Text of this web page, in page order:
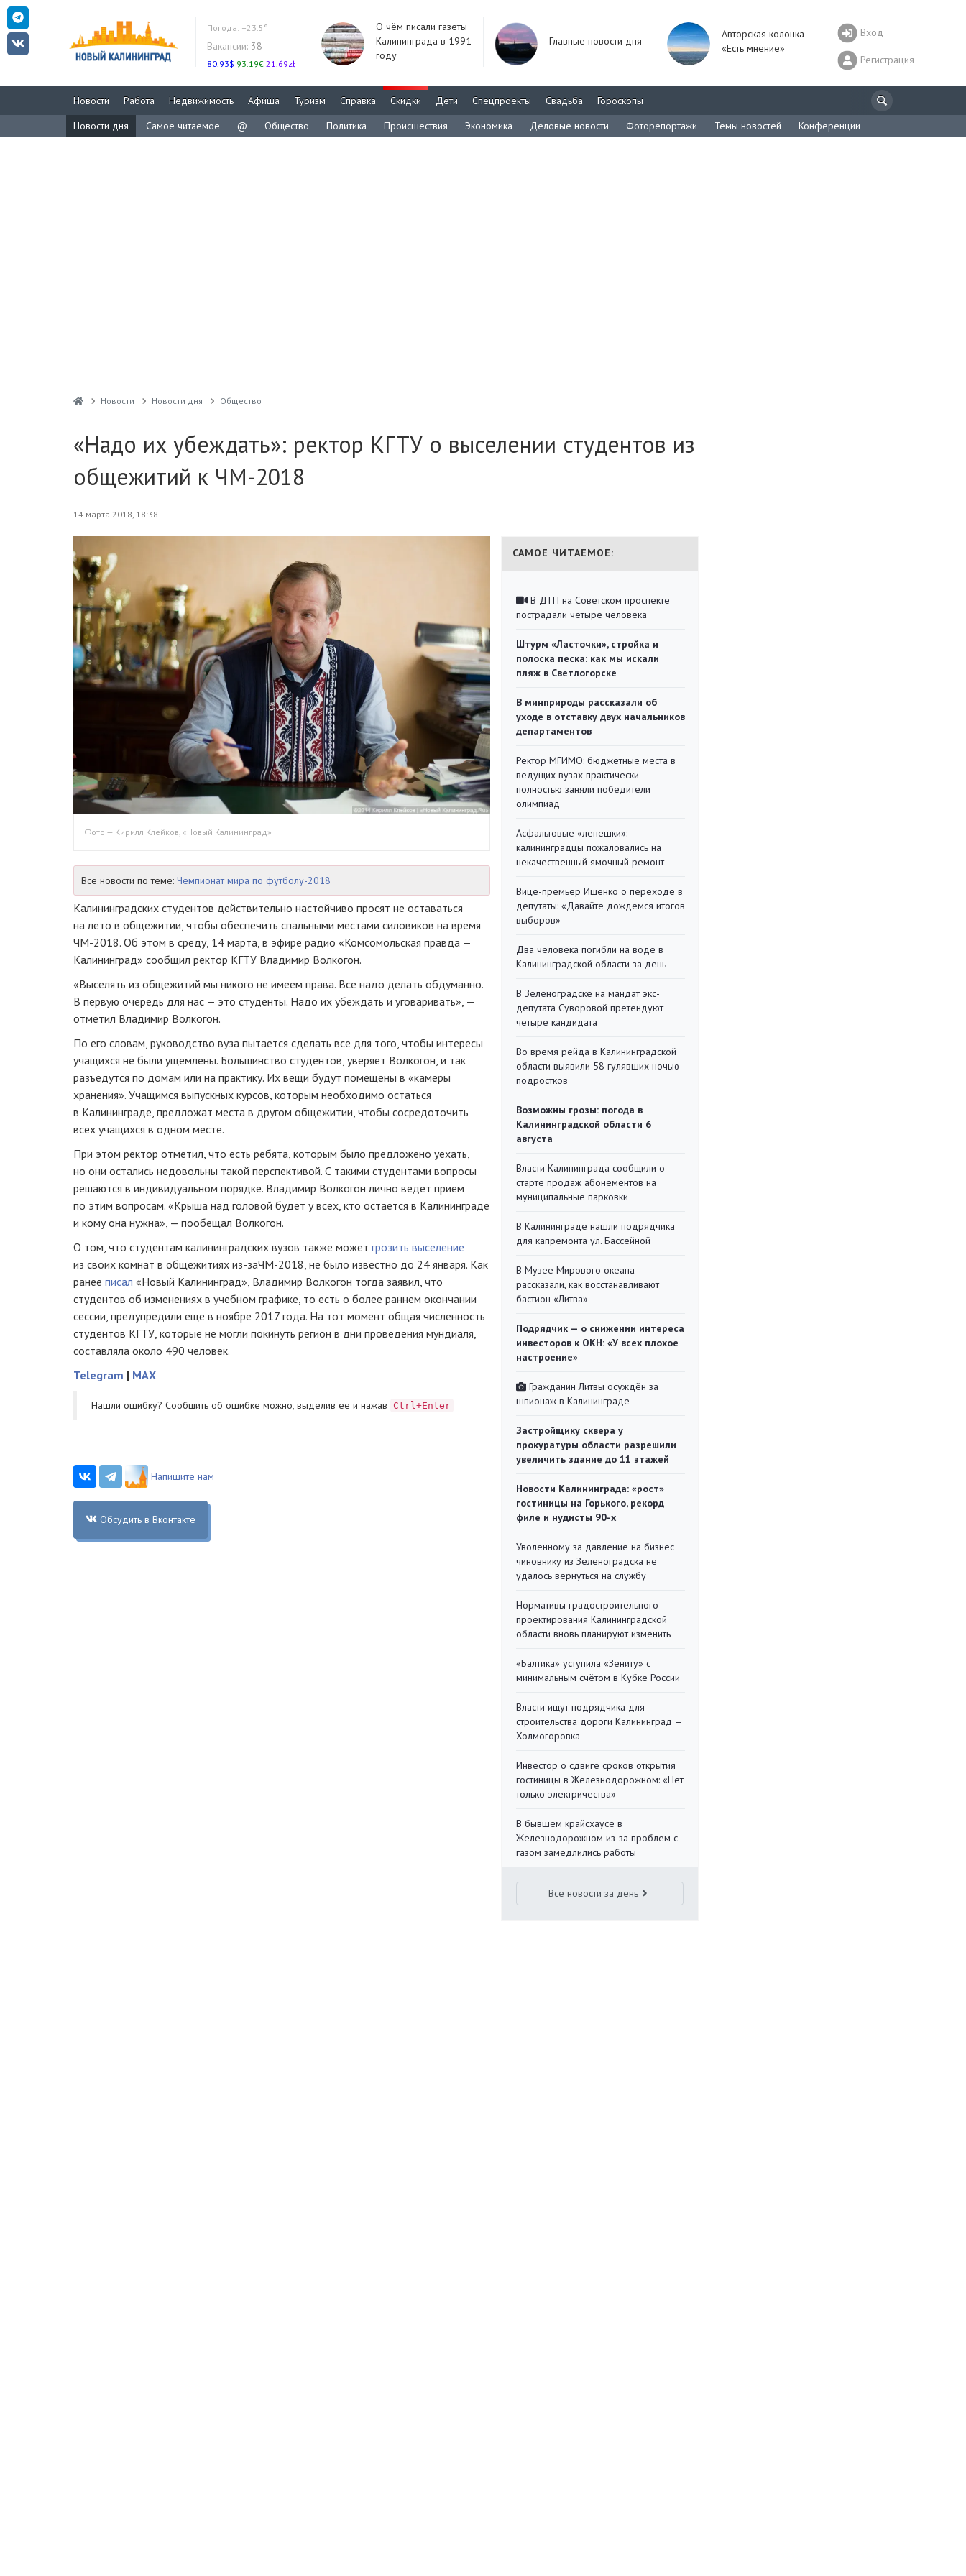
Погода: +23.5°
Вакансии: 38
80.93$ 93.19€ 21.69zł
О чём писали газеты
Калининграда в 1991
году
Главные новости дня
Авторская колонка
«Есть мнение»
Вход
Регистрация
Новости Работа Недвижимость Афиша Туризм Справка Скидки Дети Спецпроекты Свадьба
Гороскопы
Новости дня
Самое читаемое @ Общество Политика Происшествия Экономика Деловые новости Фоторепортажи Темы новостей Конференции
Новости Новости дня Общество
«Надо их убеждать»: ректор КГТУ о выселении студентов из
общежитий к ЧМ-2018
14 марта 2018, 18:38
Фото — Кирилл Клейков, «Новый Калининград»
Все новости по теме: Чемпионат мира по футболу-2018
Калининградских студентов действительно настойчиво просят не оставаться
на лето в общежитии, чтобы обеспечить спальными местами силовиков на время
ЧМ-2018. Об этом в среду, 14 марта, в эфире радио «Комсомольская правда —
Калининград» сообщил ректор КГТУ Владимир Волкогон.
«Выселять из общежитий мы никого не имеем права. Все надо делать обдуманно.
В первую очередь для нас — это студенты. Надо их убеждать и уговаривать», —
отметил Владимир Волкогон.
По его словам, руководство вуза пытается сделать все для того, чтобы интересы
учащихся не были ущемлены. Большинство студентов, уверяет Волкогон, и так
разъедутся по домам или на практику. Их вещи будут помещены в «камеры
хранения». Учащимся выпускных курсов, которым необходимо остаться
в Калининграде, предложат места в другом общежитии, чтобы сосредоточить
всех учащихся в одном месте.
При этом ректор отметил, что есть ребята, которым было предложено уехать,
но они остались недовольны такой перспективой. С такими студентами вопросы
решаются в индивидуальном порядке. Владимир Волкогон лично ведет прием
по этим вопросам. «Крыша над головой будет у всех, кто остается в Калининграде
и кому она нужна», — пообещал Волкогон.
О том, что студентам калининградских вузов также может грозить выселение
из своих комнат в общежитиях из-заЧМ-2018 , не было известно до 24 января. Как
ранее писал «Новый Калининград», Владимир Волкогон тогда заявил, что
студентов об изменениях в учебном графике, то есть о более раннем окончании
сессии, предупредили еще в ноябре 2017 года. На тот момент общая численность
студентов КГТУ, которые не могли покинуть регион в дни проведения мундиаля,
составляла около 490 человек.
Telegram | MAX
Нашли ошибку? Cообщить об ошибке можно, выделив ее и нажав Ctrl+Enter
Напишите нам
Обсудить в Вконтакте
САМОЕ ЧИТАЕМОЕ:
В ДТП на Советском проспекте
пострадали четыре человека
Штурм «Ласточки», стройка и
полоска песка: как мы искали
пляж в Светлогорске
В минприроды рассказали об
уходе в отставку двух начальников
департаментов
Ректор МГИМО: бюджетные места в
ведущих вузах практически
полностью заняли победители
олимпиад
Асфальтовые «лепешки»:
калининградцы пожаловались на
некачественный ямочный ремонт
Вице-премьер Ищенко о переходе в
депутаты: «Давайте дождемся итогов
выборов»
Два человека погибли на воде в
Калининградской области за день
В Зеленоградске на мандат экс-
депутата Суворовой претендуют
четыре кандидата
Во время рейда в Калининградской
области выявили 58 гулявших ночью
подростков
Возможны грозы: погода в
Калининградской области 6
августа
Власти Калининграда сообщили о
старте продаж абонементов на
муниципальные парковки
В Калининграде нашли подрядчика
для капремонта ул. Бассейной
В Музее Мирового океана
рассказали, как восстанавливают
бастион «Литва»
Подрядчик — о снижении интереса
инвесторов к ОКН: «У всех плохое
настроение»
Гражданин Литвы осуждён за
шпионаж в Калининграде
Застройщику сквера у
прокуратуры области разрешили
увеличить здание до 11 этажей
Новости Калининграда: «рост»
гостиницы на Горького, рекорд
филе и нудисты 90-х
Уволенному за давление на бизнес
чиновнику из Зеленоградска не
удалось вернуться на службу
Нормативы градостроительного
проектирования Калининградской
области вновь планируют изменить
«Балтика» уступила «Зениту» с
минимальным счётом в Кубке России
Власти ищут подрядчика для
строительства дороги Калининград —
Холмогоровка
Инвестор о сдвиге сроков открытия
гостиницы в Железнодорожном: «Нет
только электричества»
В бывшем крайсхаусе в
Железнодорожном из-за проблем с
газом замедлились работы
Все новости за день